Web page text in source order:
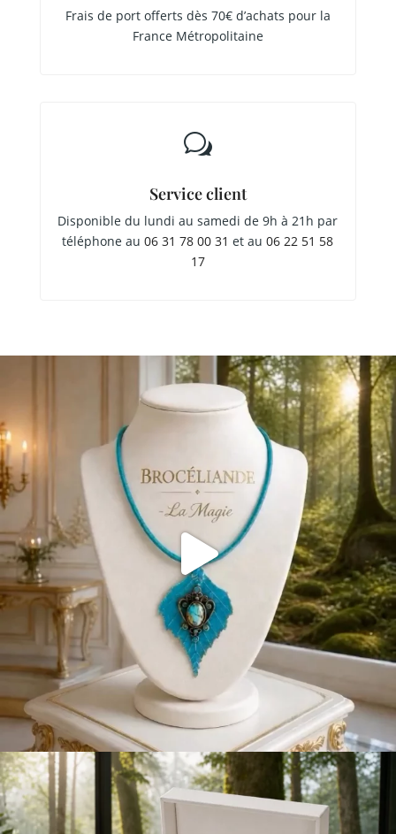
Frais de port offerts dès 70€ d’achats pour la
France Métropolitaine
w
Service client
Disponible du lundi au samedi de 9h à 21h par
téléphone au06 31 78 00 31 et au06 22 51 58
17